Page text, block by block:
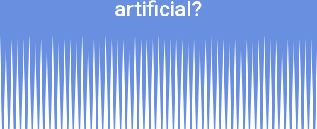
artificial?